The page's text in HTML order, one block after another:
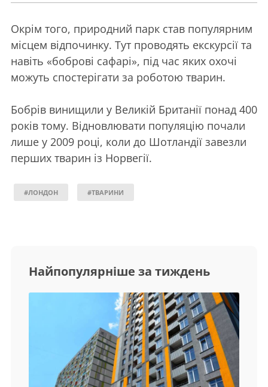
Окрім того, природний парк став популярним
місцем відпочинку. Тут проводять екскурсії та
навіть «боброві сафарі», під час яких охочі
можуть спостерігати за роботою тварин.
Бобрів винищили у Великій Британії понад 400
років тому. Відновлювати популяцію почали
лише у 2009 році, коли до Шотландії завезли
перших тварин із Норвегії.
#ЛОНДОН #ТВАРИНИ
Найпопулярніше за тиждень